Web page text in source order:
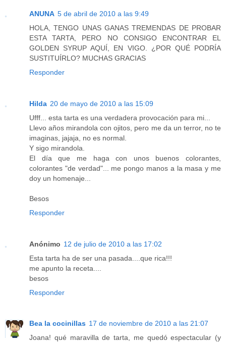
ANUNA 5 de abril de 2010 a las 9:49
HOLA, TENGO UNAS GANAS TREMENDAS DE PROBAR
ESTA TARTA, PERO NO CONSIGO ENCONTRAR EL
GOLDEN SYRUP AQUÍ, EN VIGO. ¿POR QUÉ PODRÍA
SUSTITUÍRLO? MUCHAS GRACIAS
Responder
Hilda 20 de mayo de 2010 a las 15:09
Ufff... esta tarta es una verdadera provocación para mi...
Llevo años mirandola con ojitos, pero me da un terror, no te
imaginas, jajaja, no es normal.
Y sigo mirandola.
El día que me haga con unos buenos colorantes,
colorantes "de verdad"... me pongo manos a la masa y me
doy un homenaje...
Besos
Responder
Anónimo 12 de julio de 2010 a las 17:02
Esta tarta ha de ser una pasada....que rica!!!
me apunto la receta....
besos
Responder
Bea la cocinillas 17 de noviembre de 2010 a las 21:07
Joana! qué maravilla de tarta, me quedó espectacular (y